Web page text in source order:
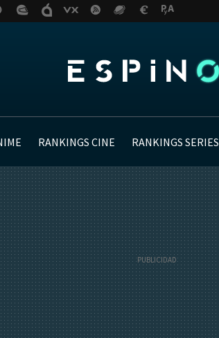
RANKINGS CINE RANKINGS SERIES